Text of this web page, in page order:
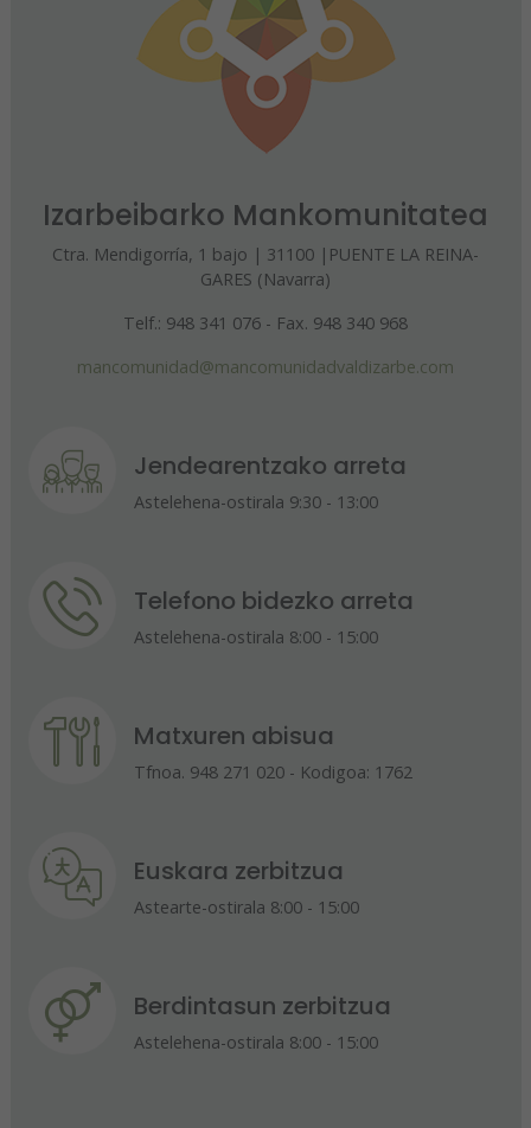
Izarbeibarko Mankomunitatea
Ctra. Mendigorría, 1 bajo | 31100 |PUENTE LA REINA-
GARES (Navarra)
Telf.: 948 341 076 - Fax. 948 340 968
mancomunidad@mancomunidadvaldizarbe.com
Jendearentzako arreta
Astelehena-ostirala 9:30 - 13:00
Telefono bidezko arreta
Astelehena-ostirala 8:00 - 15:00
Matxuren abisua
Tfnoa. 948 271 020 - Kodigoa: 1762
Euskara zerbitzua
Astearte-ostirala 8:00 - 15:00
Berdintasun zerbitzua
Astelehena-ostirala 8:00 - 15:00